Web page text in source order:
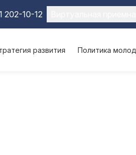
202-10-12
развития Политика